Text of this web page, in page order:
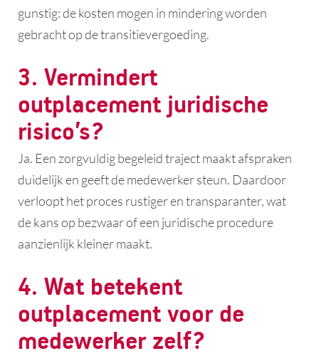
gunstig: de kosten mogen in mindering worden
gebracht op de transitievergoeding.
3. Vermindert
outplacement juridische
risico’s?
Ja. Een zorgvuldig begeleid traject maakt afspraken
duidelijk en geeft de medewerker steun. Daardoor
verloopt het proces rustiger en transparanter, wat
de kans op bezwaar of een juridische procedure
aanzienlijk kleiner maakt.
4. Wat betekent
outplacement voor de
medewerker zelf?